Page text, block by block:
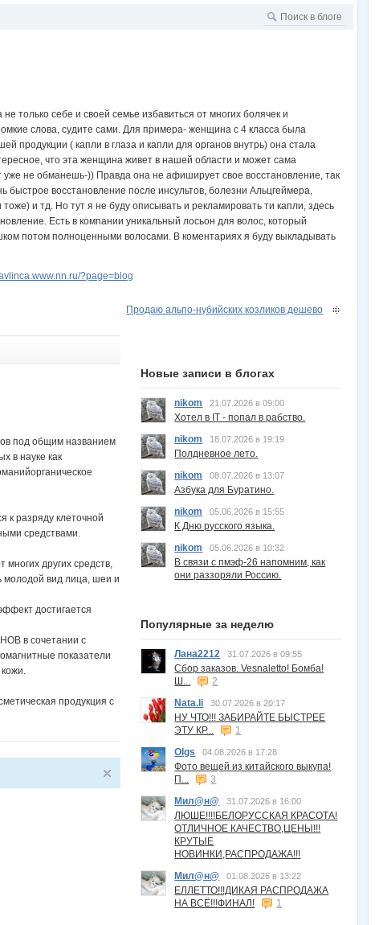
только себе и своей семье избавиться от многих болячек и
слова, судите сами. Для примера- женщина с 4 класса была
продукции ( капли в глаза и капли для органов внутрь) она стала
что эта женщина живет в нашей области и может сама
уже не обманешь-)) Правда она не афиширует свое восстановление, так
быстрое восстановление после инсультов, болезни Альцгеймера,
и тд. Но тут я не буду описывать и рекламировать ти капли, здесь
Есть в компании уникальный лосьон для волос, который
потом полноценными волосами. В коментариях я буду выкладывать
?page=blog
Продаю альпо-нубийских козликов дешево
под общим названием
в науке как
к разряду клеточной
средствами.
других средств,
молодой вид лица, шеи и
достигается
в сочетании с
показатели
продукция с
Новые записи в блогах
nikom 21.07.2026 в 09:00
Хотел в IT - попал в рабство.
nikom
18.07.2026 в 19:19
Полдневное лето.
nikom
08.07.2026 в 13:07
Азбука для Буратино.
nikom
05.06.2026 в 15:55
К Дню русского языка.
nikom
05.06.2026 в 10:32
В связи с пмэф-26 напомним, как
они раззоряли Россию.
Популярные за неделю
Лана2212 31.07.2026 в 09:55
Сбор заказов. Vesnaletto! Бомба!
Ш...
2
Nata.li
30.07.2026 в 20:17
НУ ЧТО!!! ЗАБИРАЙТЕ БЫСТРЕЕ
ЭТУ КР...
1
Olgs
04.08.2026 в 17:28
Фото вещей из китайского выкупа!
П...
3
Мил@н@
31.07.2026 в 16:00
ЛЮШЕ!!!!БЕЛОРУССКАЯ КРАСОТА!
ОТЛИЧНОЕ КАЧЕСТВО,ЦЕНЫ!!!
КРУТЫЕ
НОВИНКИ,РАСПРОДАЖА!!!
Мил@н@
01.08.2026 в 13:22
ЕЛЛЕТТО!!!ДИКАЯ РАСПРОДАЖА
НА ВСЁ!!!ФИНАЛ!
1